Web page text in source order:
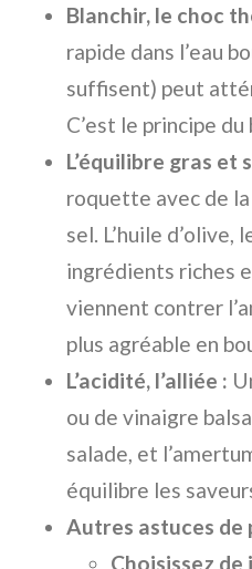
Blanchir, le choc
rapide dans l’eau
suffisent) peut
C’est le principe
L’équilibre gras et
roquette avec de
sel. L’huile d’olive,
ingrédients riches
viennent contrer
plus agréable en
L’acidité, l’alliée :
ou de vinaigre
salade, et
équilibre les
Autres astuces de
Choisissez de